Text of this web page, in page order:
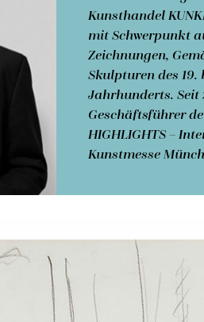
Kunsthandel
mit Schwerpunkt
Zeichnungen,
Skulpturen des 19.
Jahrhunderts. Seit
Geschäftsführer
HIGHLIGHTS –
Kunstmesse